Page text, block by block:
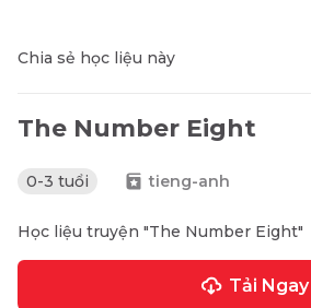
Chia sẻ học liệu này
The Number Eight
0-3 tuổi tieng-anh
Học liệu truyện "The Number Eight"
Tải Ngay